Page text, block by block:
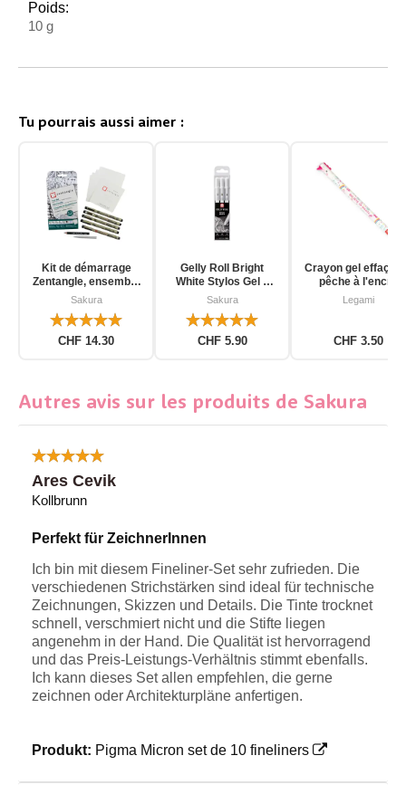
Poids:
10 g
Tu pourrais aussi aimer :
Kit de démarrage
Zentangle, ensemble
d'outils pour
Sakura
CHF 14.30
Gelly Roll Bright
White Stylos Gel 3
pièces
Sakura
CHF 5.90
Crayon gel
pêche à l'encre
d'unicorn
Legami
CHF 3.50
Autres avis sur les produits de Sakura
Ares Cevik
Kollbrunn
Perfekt für ZeichnerInnen
Ich bin mit diesem Fineliner-Set sehr zufrieden. Die
verschiedenen Strichstärken sind ideal für technische
Zeichnungen, Skizzen und Details. Die Tinte trocknet
schnell, verschmiert nicht und die Stifte liegen
angenehm in der Hand. Die Qualität ist hervorragend
und das Preis-Leistungs-Verhältnis stimmt ebenfalls.
Ich kann dieses Set allen empfehlen, die gerne
zeichnen oder Architekturpläne anfertigen.
Produkt: Pigma Micron set de 10 fineliners